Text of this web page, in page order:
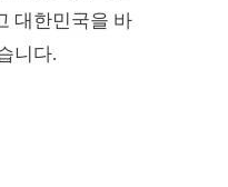
대한민국을 바
니다.